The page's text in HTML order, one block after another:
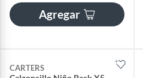
Agregar
CARTERS